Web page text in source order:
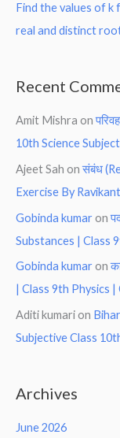
Find the values of
real and distinct
Recent
Amit Mishra on
10th Science
Ajeet Sah onसंबंध
Exercise By
Gobinda kumar on
Substances | Class
Gobinda kumar on
| Class 9th Physics
Aditi kumari on
Subjective Class
Archives
June 2026